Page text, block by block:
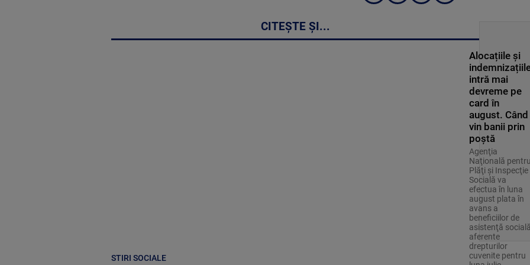
CITEȘTE ȘI...
STIRI SOCIALE
Alocațiile și
intră mai
devreme pe
card în
august. Când
vin banii prin
poștă
Agenţia
Naţională pentru
Plăţi şi Inspecţie
Socială va
efectua în luna
august plata în
avans a
beneficiilor de
asistenţă socială
aferente
drepturilor
cuvenite pentru